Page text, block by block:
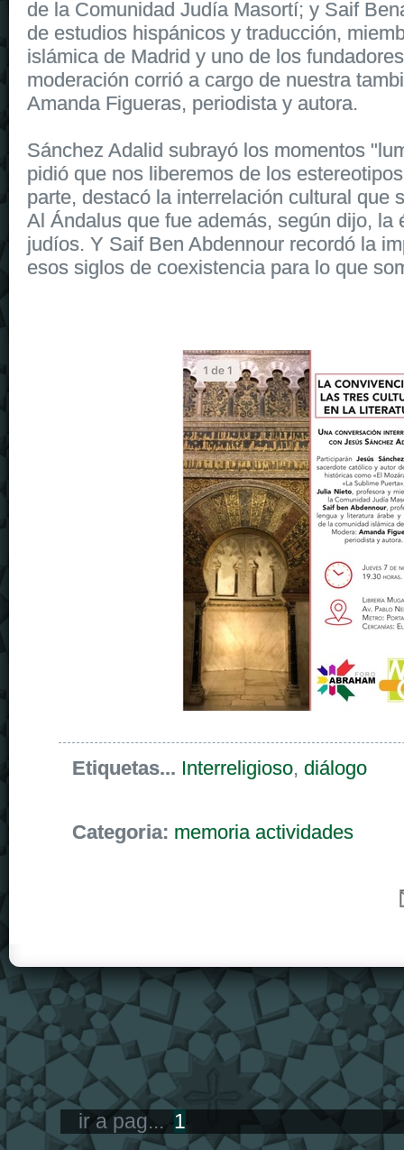
de la Comunidad Judía Masortí; y Saif
de estudios hispánicos y traducción,
islámica de Madrid y uno de los
moderación corrió a cargo de nuestra
Amanda Figueras, periodista y autora.
Sánchez Adalid subrayó los momentos
pidió que nos liberemos de los
parte, destacó la interrelación cultural que
Al Ándalus que fue además, según dijo, la
judíos. Y Saif Ben Abdennour recordó la
esos siglos de coexistencia para lo que
Etiquetas... Interreligioso, diálogo
Categoria: memoria actividades
ir a pag... 1